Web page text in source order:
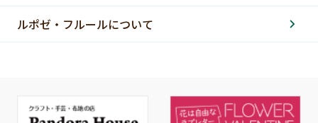
ルポゼ・フルールについて